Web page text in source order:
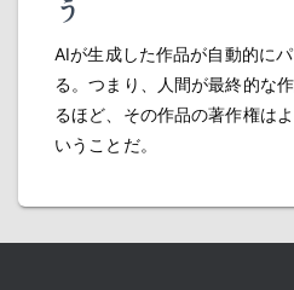
う
AIが生成した作品が自動的に
る。つまり、人間が最終的な
るほど、その作品の著作権は
いうことだ。